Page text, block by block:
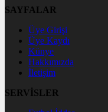
SAYFALAR
Üye Girişi
Üye Kaydı
Künye
Hakkımızda
İletişim
SERVİSLER